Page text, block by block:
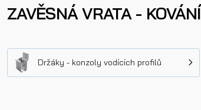
ZAVĚSNÁ VRATA - KOVÁNÍ
Držáky - konzoly vodících profilů